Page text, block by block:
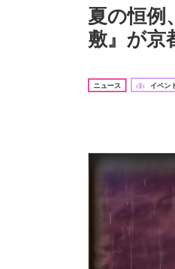
夏の恒例
敷』が京
ニュース イベン